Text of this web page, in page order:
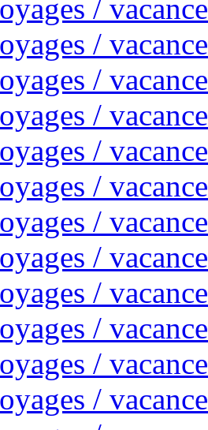
/
/
/
/
/
/
/
/
/
/
/
/